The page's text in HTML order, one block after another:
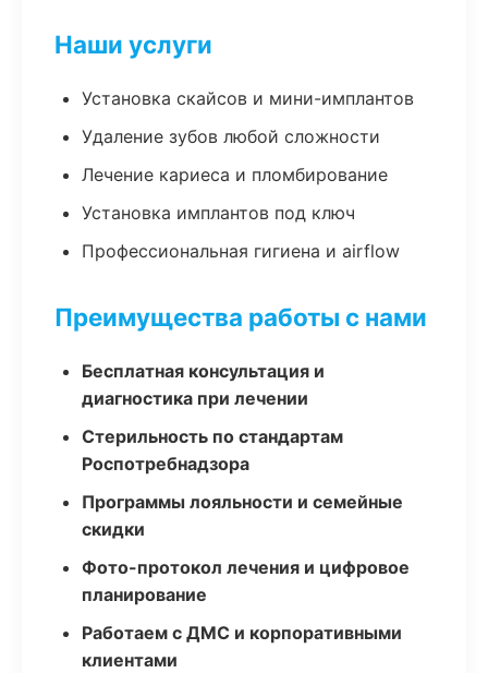
Наши услуги
Установка скайсов и мини-имплантов
Удаление зубов любой сложности
Лечение кариеса и пломбирование
Установка имплантов под ключ
Профессиональная гигиена и airflow
Преимущества работы с нами
Бесплатная консультация и
диагностика при лечении
Стерильность по стандартам
Роспотребнадзора
Программы лояльности и семейные
скидки
Фото-протокол лечения и цифровое
планирование
Работаем с ДМС и корпоративными
клиентами